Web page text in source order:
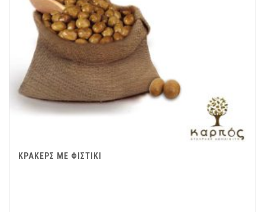
ΚΡΑΚΕΡΣ ΜΕ ΦΙΣΤΙΚΙ